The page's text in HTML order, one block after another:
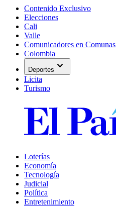
Contenido Exclusivo
Elecciones
Cali
Valle
Comunicadores en Comunas
Colombia
Deportes expand_more
Licita
Turismo
Loterías
Economía
Tecnología
Judicial
Política
Entretenimiento